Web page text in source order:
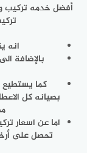
أفضل خدمه تركيب
انه
بالإضافة
كما
بصيانه كل
اما عن اسعار
تحصل على